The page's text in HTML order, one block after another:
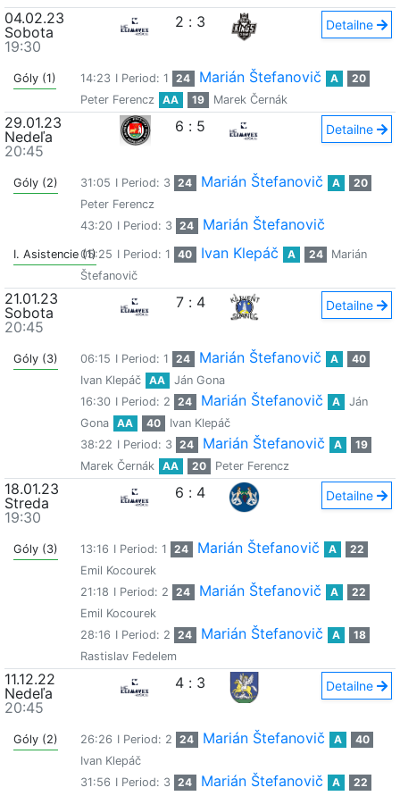
04.02.23
Sobota
19:30
2 : 3 Detailne
Góly (1) 14:23 I Period: 1 24 Marián Štefanovič A
20
Peter Ferencz
AA 19 Marek Černák
29.01.23
Nedeľa
20:45
6 : 5 Detailne
Góly (2) 31:05 I Period: 3 24 Marián Štefanovič A
20
Peter Ferencz
43:20 I Period: 3 24 Marián Štefanovič
I. Asistencie (1)05:25 I Period: 1 40 Ivan Klepáč A 24
Marián
Štefanovič
21.01.23
Sobota
20:45
7 : 4 Detailne
Góly (3) 06:15 I Period: 1 24 Marián Štefanovič A
40
Ivan Klepáč
AA
Ján Gona
16:30 I Period: 2 24 Marián Štefanovič A
Ján
Gona
AA 40
Ivan Klepáč
38:22 I Period: 3 24 Marián Štefanovič A
19
Marek Černák
AA 20 Peter Ferencz
18.01.23
Streda
19:30
6 : 4 Detailne
Góly (3) 13:16 I Period: 1 24 Marián Štefanovič A
22
Emil Kocourek
21:18 I Period: 2 24 Marián Štefanovič A
22
Emil Kocourek
28:16 I Period: 2 24 Marián Štefanovič A
18
Rastislav Fedelem
11.12.22
Nedeľa
20:45
4 : 3 Detailne
Góly (2) 26:26 I Period: 2 24 Marián Štefanovič A
40
Ivan Klepáč
31:56 I Period: 3 24 Marián Štefanovič A
22